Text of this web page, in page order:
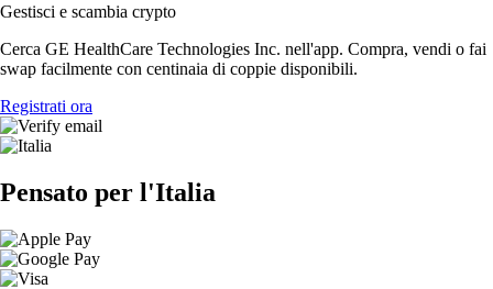
Gestisci e scambia crypto
Cerca GE HealthCare Technologies Inc. nell'app. Compra, vendi o fai
swap facilmente con centinaia di coppie disponibili.
Registrati ora
Pensato per l'Italia